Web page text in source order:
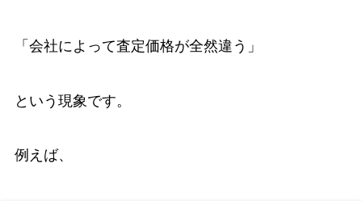
「会社によって査定価格が全然違う」
という現象です。
例えば、